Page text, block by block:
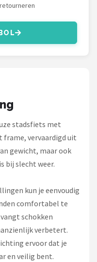
retourneren
stadsfiets met
frame, vervaardigd uit
gewicht, maar ook
bij slecht weer.
kun je eenvoudig
comfortabel te
schokken
verbetert.
ervoor dat je
en veilig bent.